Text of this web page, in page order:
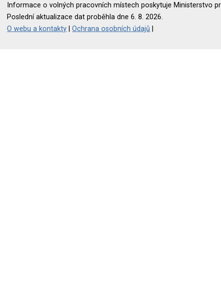
Informace o volných pracovních místech poskytuje Ministerstvo
Poslední aktualizace dat proběhla dne 6. 8. 2026.
O webu a kontakty |Ochrana osobních údajů